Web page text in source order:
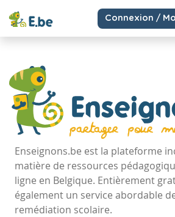
Connexion /
Enseignons.be est la plateforme
matière de ressources
ligne en Belgique. Entièrement
également un service abordable
remédiation scolaire.